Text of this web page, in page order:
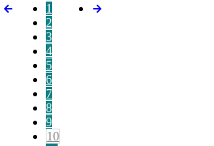
1
2
3
4
5
6
7
8
9
10